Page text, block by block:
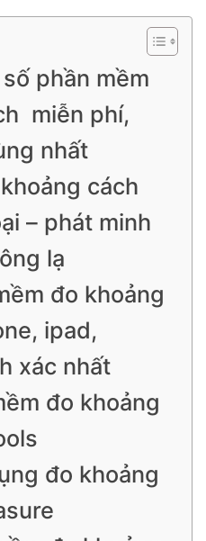
phần mềm
miễn phí,
nhất
cách
– phát minh
lạ
đo khoảng
ipad,
xác nhất
đo khoảng
đo khoảng